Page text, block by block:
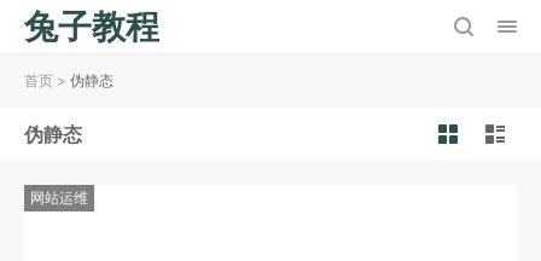
兔子教程
首页 > 伪静态
伪静态
网站运维